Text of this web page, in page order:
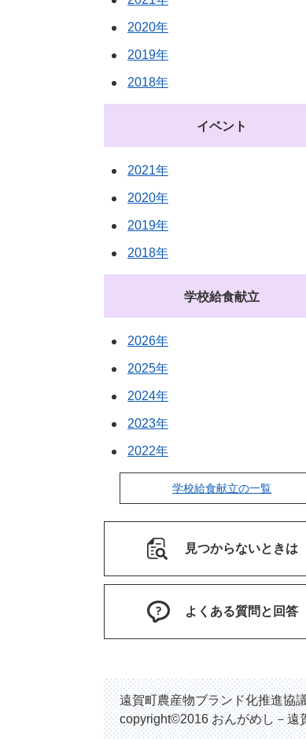
2020年
2019年
2018年
イベント
2021年
2020年
2019年
2018年
学校給食献立
2026年
2025年
2024年
2023年
2022年
学校給食献立の一覧
見つからないときは
よくある質問と回答
遠賀町農産物ブランド化推進協
copyright©2016 おんがめし－遠